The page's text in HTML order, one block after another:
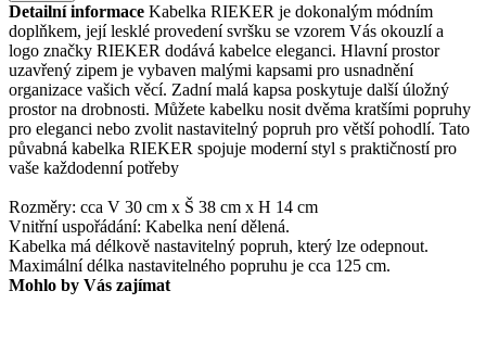
Detailní informace Kabelka RIEKER je dokonalým módním
doplňkem, její lesklé provedení svršku se vzorem Vás okouzlí a
logo značky RIEKER dodává kabelce eleganci. Hlavní prostor
uzavřený zipem je vybaven malými kapsami pro usnadnění
organizace vašich věcí. Zadní malá kapsa poskytuje další úložný
prostor na drobnosti. Můžete kabelku nosit dvěma kratšími popruhy
pro eleganci nebo zvolit nastavitelný popruh pro větší pohodlí. Tato
půvabná kabelka RIEKER spojuje moderní styl s praktičností pro
vaše každodenní potřeby
Rozměry: cca V 30 cm x Š 38 cm x H 14 cm
Vnitřní uspořádání: Kabelka není dělená.
Kabelka má délkově nastavitelný popruh, který lze odepnout.
Maximální délka nastavitelného popruhu je cca 125 cm.
Mohlo by Vás zajímat